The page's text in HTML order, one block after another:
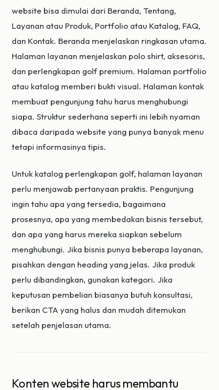
website bisa dimulai dari Beranda, Tentang,
Layanan atau Produk, Portfolio atau Katalog, FAQ,
dan Kontak. Beranda menjelaskan ringkasan utama.
Halaman layanan menjelaskan polo shirt, aksesoris,
dan perlengkapan golf premium. Halaman portfolio
atau katalog memberi bukti visual. Halaman kontak
membuat pengunjung tahu harus menghubungi
siapa. Struktur sederhana seperti ini lebih nyaman
dibaca daripada website yang punya banyak menu
tetapi informasinya tipis.
Untuk katalog perlengkapan golf, halaman layanan
perlu menjawab pertanyaan praktis. Pengunjung
ingin tahu apa yang tersedia, bagaimana
prosesnya, apa yang membedakan bisnis tersebut,
dan apa yang harus mereka siapkan sebelum
menghubungi. Jika bisnis punya beberapa layanan,
pisahkan dengan heading yang jelas. Jika produk
perlu dibandingkan, gunakan kategori. Jika
keputusan pembelian biasanya butuh konsultasi,
berikan CTA yang halus dan mudah ditemukan
setelah penjelasan utama.
Konten website harus membantu